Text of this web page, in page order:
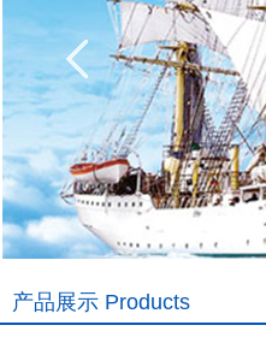
产品展示 Products